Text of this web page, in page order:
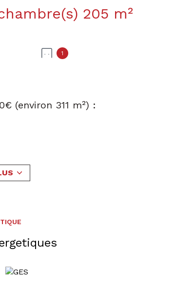
Propriete 7 pièce(s) 2 chambre(s) 205 m²
1
(environ 311 m²) :